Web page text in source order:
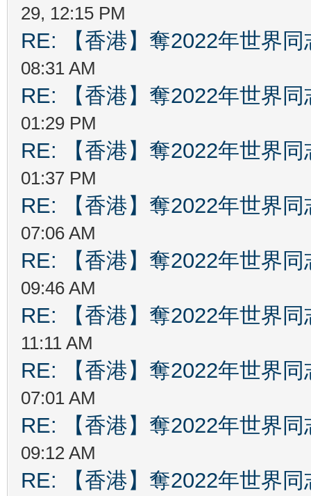
29, 12:15 PM
RE: 【香港】奪2022年世界
08:31 AM
RE: 【香港】奪2022年世界
01:29 PM
RE: 【香港】奪2022年世界
01:37 PM
RE: 【香港】奪2022年世界
07:06 AM
RE: 【香港】奪2022年世界
09:46 AM
RE: 【香港】奪2022年世界
11:11 AM
RE: 【香港】奪2022年世界
07:01 AM
RE: 【香港】奪2022年世界
09:12 AM
RE: 【香港】奪2022年世界